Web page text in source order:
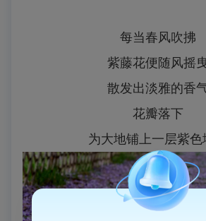
每当春风吹拂
紫藤花便随风摇
散发出淡雅的香
花瓣落下
为大地铺上一层紫色